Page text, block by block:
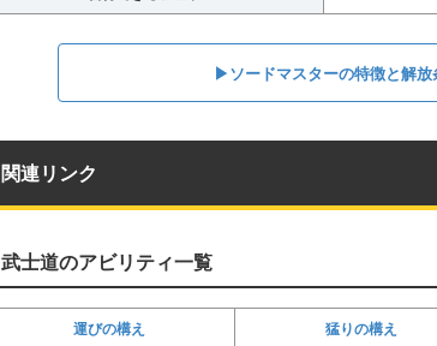
▶︎ソードマスターの特徴と解放
関連リンク
武士道のアビリティ一覧
運びの構え 猛りの構え